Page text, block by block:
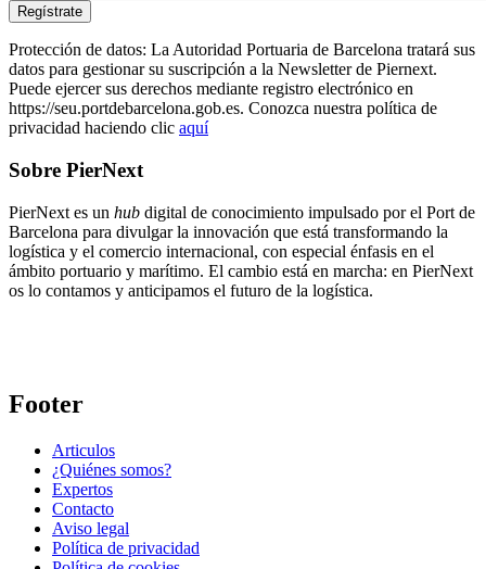
Protección de datos: La Autoridad Portuaria de Barcelona tratará sus
datos para gestionar su suscripción a la Newsletter de Piernext.
Puede ejercer sus derechos mediante registro electrónico en
https://seu.portdebarcelona.gob.es. Conozca nuestra política de
privacidad haciendo clic aquí
Sobre PierNext
PierNext es un hub digital de conocimiento impulsado por el Port de
Barcelona para divulgar la innovación que está transformando la
logística y el comercio internacional, con especial énfasis en el
ámbito portuario y marítimo. El cambio está en marcha: en PierNext
os lo contamos y anticipamos el futuro de la logística.
Footer
Articulos
¿Quiénes somos?
Expertos
Contacto
Aviso legal
Política de privacidad